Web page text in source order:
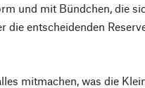
und mit Bündchen, die
die entscheidenden
mitmachen, was die